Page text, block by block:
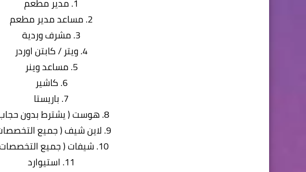
2. مساعد مدير مطعم
3. مشرف وردية
4. ويتر / كابتن اوردر
5. مساعد وينر
6. كاشير
7. باريستا
8. هوست ( يشترط بدون حجاب )
9. لاين شيف ( جميع التخصصات )
10. شيفات ( جميع التخصصات )
11. استيوارد